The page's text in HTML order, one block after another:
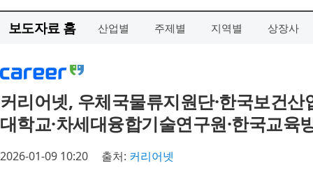
보도자료 홈 산업별 주제별 지역별 상장사
커리어넷, 우체국물류지원단·한국보건
대학교·차세대융합기술연구원·한국교육
2026-01-09 10:20 출처: 커리어넷